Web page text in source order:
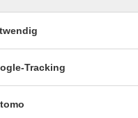
Kontakt
Tracking